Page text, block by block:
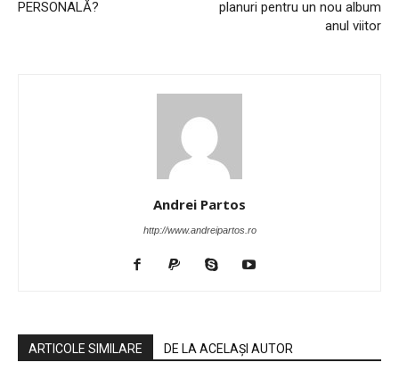
PERSONALĂ?
planuri pentru un nou album
anul viitor
Andrei Partos
http://www.andreipartos.ro
ARTICOLE SIMILARE DE LA ACELAȘI AUTOR